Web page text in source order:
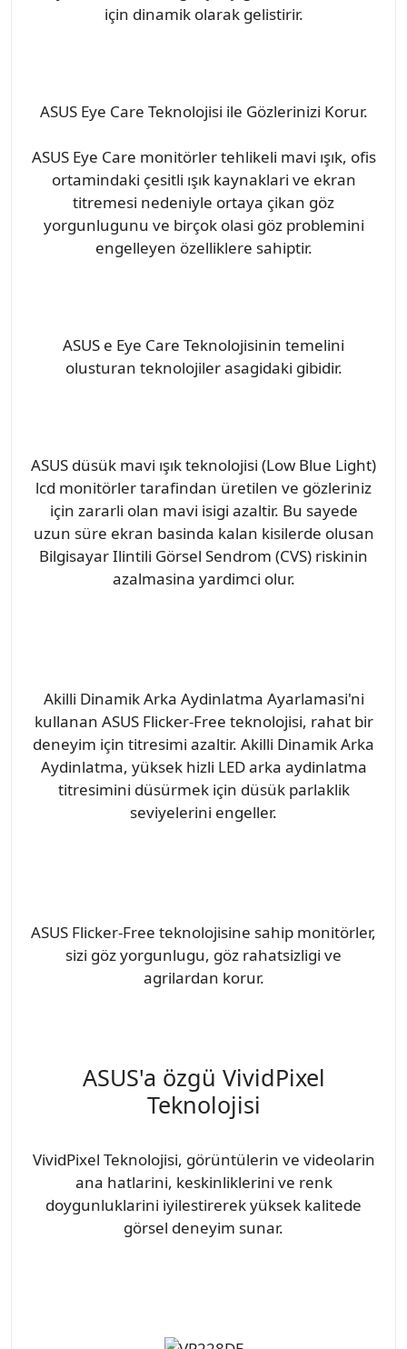
için dinamik olarak gelistirir.
ASUS Eye Care Teknolojisi ile Gözlerinizi Korur.
ASUS Eye Care monitörler tehlikeli mavi ışık, ofis
ortamindaki çesitli ışık kaynaklari ve ekran
titremesi nedeniyle ortaya çikan göz
yorgunlugunu ve birçok olasi göz problemini
engelleyen özelliklere sahiptir.
ASUS e Eye Care Teknolojisinin temelini
olusturan teknolojiler asagidaki gibidir.
ASUS düsük mavi ışık teknolojisi (Low Blue Light)
lcd monitörler tarafindan üretilen ve gözleriniz
için zararli olan mavi isigi azaltir. Bu sayede
uzun süre ekran basinda kalan kisilerde olusan
Bilgisayar Ilintili Görsel Sendrom (CVS) riskinin
azalmasina yardimci olur.
Akilli Dinamik Arka Aydinlatma Ayarlamasi'ni
kullanan ASUS Flicker-Free teknolojisi, rahat bir
deneyim için titresimi azaltir. Akilli Dinamik Arka
Aydinlatma, yüksek hizli LED arka aydinlatma
titresimini düsürmek için düsük parlaklik
seviyelerini engeller.
ASUS Flicker-Free teknolojisine sahip monitörler,
sizi göz yorgunlugu, göz rahatsizligi ve
agrilardan korur.
ASUS'a özgü VividPixel
Teknolojisi
VividPixel Teknolojisi, görüntülerin ve videolarin
ana hatlarini, keskinliklerini ve renk
doygunluklarini iyilestirerek yüksek kalitede
görsel deneyim sunar.